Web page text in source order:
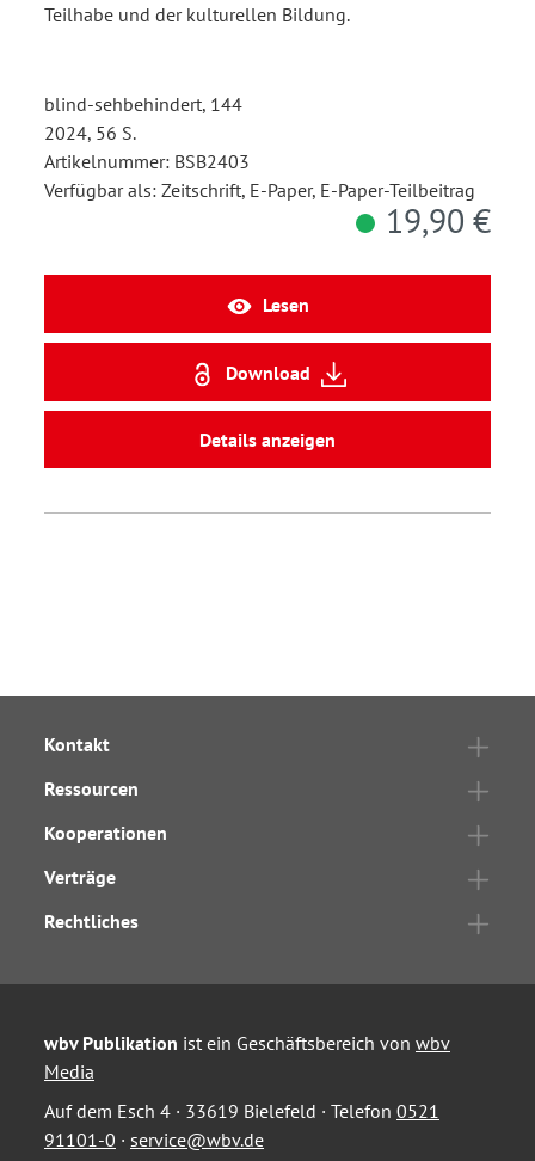
Teilhabe und der kulturellen Bildung.
blind-sehbehindert, 144
2024, 56 S.
Artikelnummer: BSB2403
Verfügbar als: Zeitschrift, E-Paper, E-Paper-Teilbeitrag
19,90 €
Lesen
Download
Details anzeigen
Kontakt
Ressourcen
Kooperationen
Verträge
Rechtliches
wbv Publikation ist ein Geschäftsbereich von wbv
Media
Auf dem Esch 4 · 33619 Bielefeld · Telefon 0521
91101-0 · service@wbv.de